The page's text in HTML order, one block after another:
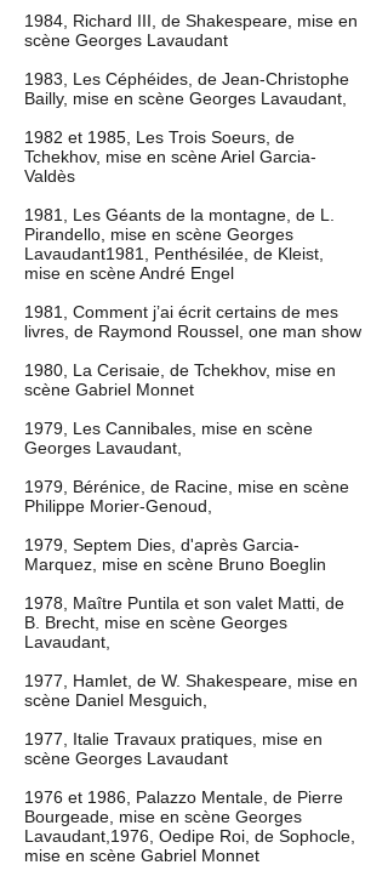
1984, Richard III, de Shakespeare, mise en
scène Georges Lavaudant
1983, Les Céphéides, de Jean-Christophe
Bailly, mise en scène Georges Lavaudant,
1982 et 1985, Les Trois Soeurs, de
Tchekhov, mise en scène Ariel Garcia-
Valdès
1981, Les Géants de la montagne, de L.
Pirandello, mise en scène Georges
Lavaudant1981, Penthésilée, de Kleist,
mise en scène André Engel
1981, Comment j’ai écrit certains de mes
livres, de Raymond Roussel, one man show
1980, La Cerisaie, de Tchekhov, mise en
scène Gabriel Monnet
1979, Les Cannibales, mise en scène
Georges Lavaudant,
1979, Bérénice, de Racine, mise en scène
Philippe Morier-Genoud,
1979, Septem Dies, d'après Garcia-
Marquez, mise en scène Bruno Boeglin
1978, Maître Puntila et son valet Matti, de
B. Brecht, mise en scène Georges
Lavaudant,
1977, Hamlet, de W. Shakespeare, mise en
scène Daniel Mesguich,
1977, Italie Travaux pratiques, mise en
scène Georges Lavaudant
1976 et 1986, Palazzo Mentale, de Pierre
Bourgeade, mise en scène Georges
Lavaudant,1976, Oedipe Roi, de Sophocle,
mise en scène Gabriel Monnet